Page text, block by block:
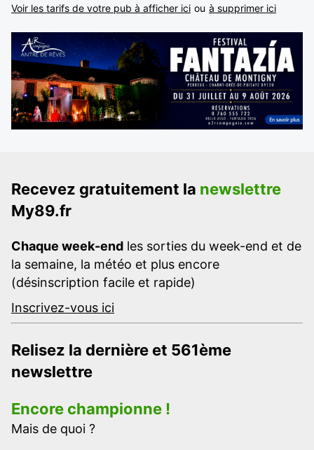
Voir les tarifs de votre pub à afficher ici ou à supprimer ici
Recevez gratuitement la newslettre
My89.fr
Chaque week-end les sorties du week-end et de
la semaine, la météo et plus encore
(désinscription facile et rapide)
Inscrivez-vous ici
Relisez la dernière et 561ème
newslettre
Encore championne !
Mais de quoi ?